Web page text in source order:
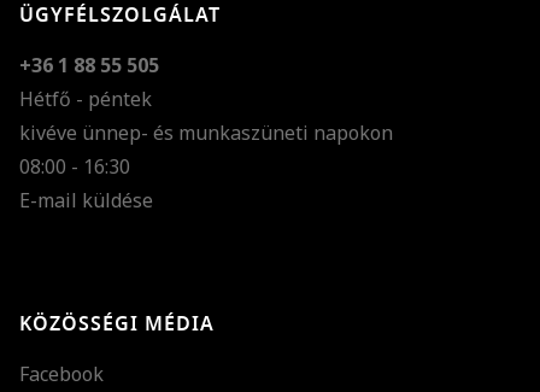
ÜGYFÉLSZOLGÁLAT
+36 1 88 55 505
Hétfő - péntek
kivéve ünnep- és munkaszüneti napokon
08:00 - 16:30
E-mail küldése
KÖZÖSSÉGI MÉDIA
Facebook